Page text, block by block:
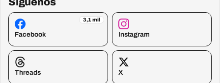
3,1 mil
Facebook Instagram
Threads X